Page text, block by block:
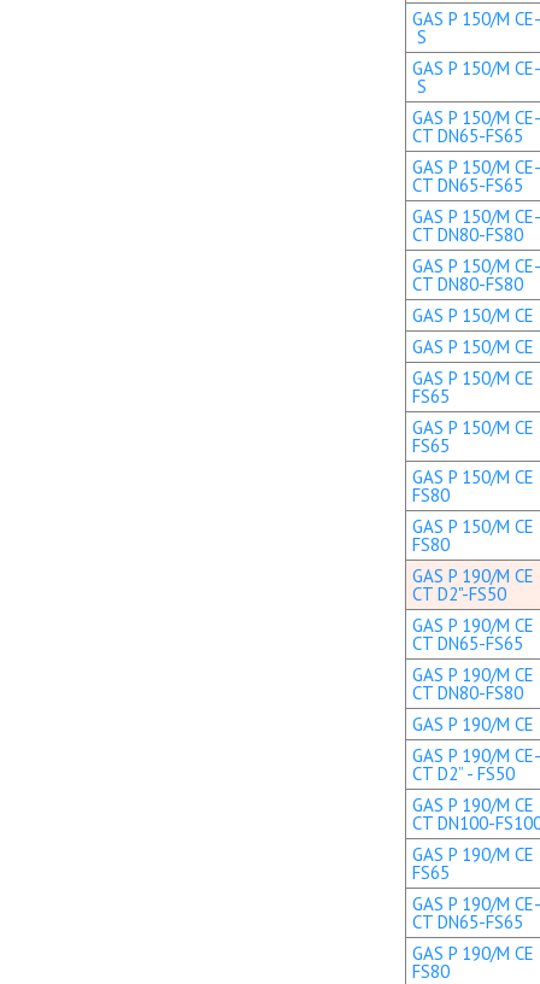
GAS P 150/M
S
GAS P 150/M
S
GAS P 150/M
CT DN65-FS65
GAS P 150/M
CT DN65-FS65
GAS P 150/M
CT DN80-FS80
GAS P 150/M
CT DN80-FS80
GAS P 150/M CE
GAS P 150/M
GAS P 150/M
FS65
GAS P 150/M
FS65
GAS P 150/M
FS80
GAS P 150/M
FS80
GAS P 190/M CE
CT D2"-FS50
GAS P 190/M CE
CT DN65-FS65
GAS P 190/M CE
CT DN80-FS80
GAS P 190/M CE
GAS P 190/M
CT D2” - FS50
GAS P 190/M CE
CT DN100-
GAS P 190/M
FS65
GAS P 190/M
CT DN65-FS65
GAS P 190/M
FS80